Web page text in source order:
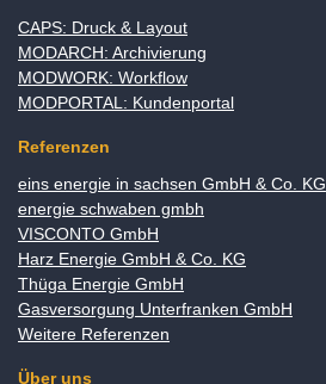
CAPS: Druck & Layout
MODARCH: Archivierung
MODWORK: Workflow
MODPORTAL: Kundenportal
Referenzen
eins energie in sachsen GmbH & Co. KG
energie schwaben gmbh
VISCONTO GmbH
Harz Energie GmbH & Co. KG
Thüga Energie GmbH
Gasversorgung Unterfranken GmbH
Weitere Referenzen
Über uns